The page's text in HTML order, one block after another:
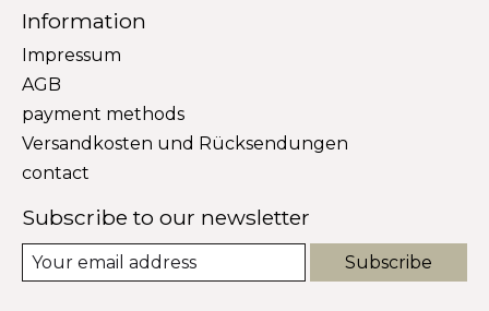
Information
Impressum
AGB
payment methods
Versandkosten und Rücksendungen
contact
Subscribe to our newsletter
Subscribe